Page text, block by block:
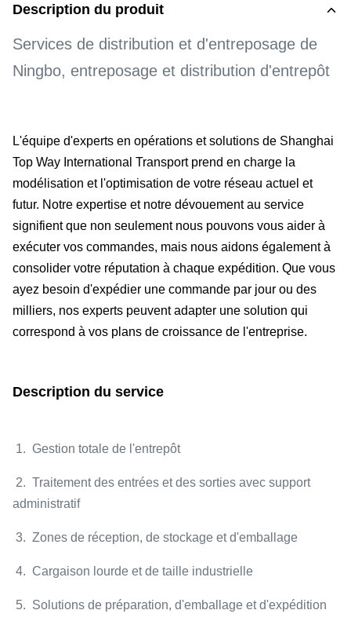
Description du produit
Services de distribution et d'entreposage de
Ningbo, entreposage et distribution d'entrepôt
L'équipe d'experts en opérations et solutions de Shanghai
Top Way International Transport prend en charge la
modélisation et l'optimisation de votre réseau actuel et
futur. Notre expertise et notre dévouement au service
signifient que non seulement nous pouvons vous aider à
exécuter vos commandes, mais nous aidons également à
consolider votre réputation à chaque expédition. Que vous
ayez besoin d'expédier une commande par jour ou des
milliers, nos experts peuvent adapter une solution qui
correspond à vos plans de croissance de l'entreprise.
Description du service
1. Gestion totale de l'entrepôt
2. Traitement des entrées et des sorties avec support
administratif
3. Zones de réception, de stockage et d'emballage
4. Cargaison lourde et de taille industrielle
5. Solutions de préparation, d'emballage et d'expédition